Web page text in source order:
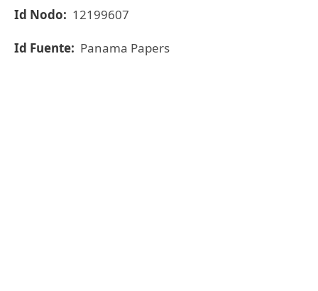
Id Nodo: 12199607
Id Fuente: Panama Papers